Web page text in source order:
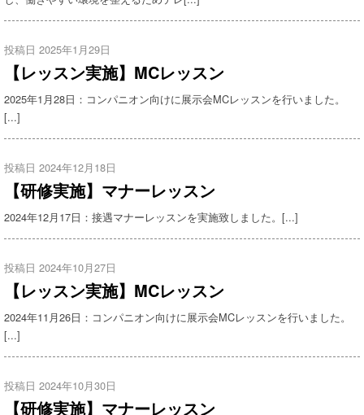
投稿日 2025年1月29日
【レッスン実施】MCレッスン
2025年1月28日：コンパニオン向けに展示会MCレッスンを行いました。
[...]
投稿日 2024年12月18日
【研修実施】マナーレッスン
2024年12月17日：接遇マナーレッスンを実施致しました。[...]
投稿日 2024年10月27日
【レッスン実施】MCレッスン
2024年11月26日：コンパニオン向けに展示会MCレッスンを行いました。
[...]
投稿日 2024年10月30日
【研修実施】マナーレッスン